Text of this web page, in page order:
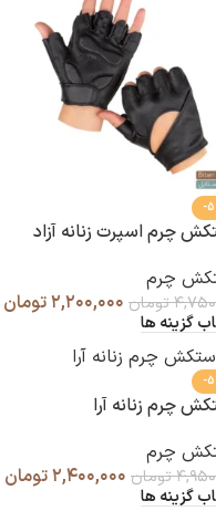
-
چرم اسپرت زنانه آزاد
چرم
تومان ۲,۲۰۰,۰۰۰تومان
گزینه ها
-
چرم زنانه آرا
چرم
تومان ۲,۴۰۰,۰۰۰تومان
گزینه ها